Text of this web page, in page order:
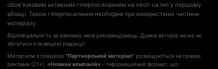
обов'язковим активним гіперпосиланням на vesti-ua.net у першому
абзаці. Також гіперпосилання необхідне при використанні частини
матеріалу.
Відповідальність за рекламу несе рекламодавець. Думка авторів може не
збігатися з позицією редакції.
Матеріали з плашкою "Партнерський матеріал" розміщуються на правах
реклами (21+). «Новини компаній» – інформаційний формат, що